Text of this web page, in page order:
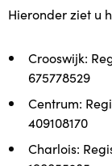
Locaties
Hieronder ziet u
Crooswijk:
675778529
Centrum:
409108170
Charlois: